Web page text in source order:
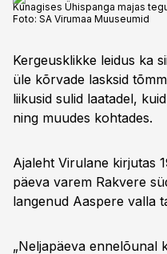
Kunagises Ühispanga majas
Foto: SA Virumaa Muuseumid
Kergeusklikke leidus ka
üle kõrvade lasksid
liikusid sulid laatadel,
ning muudes kohtades.
Ajaleht Virulane kirjutas
päeva varem Rakvere
langenud Aaspere valla
„Neljapäeva ennelõunal